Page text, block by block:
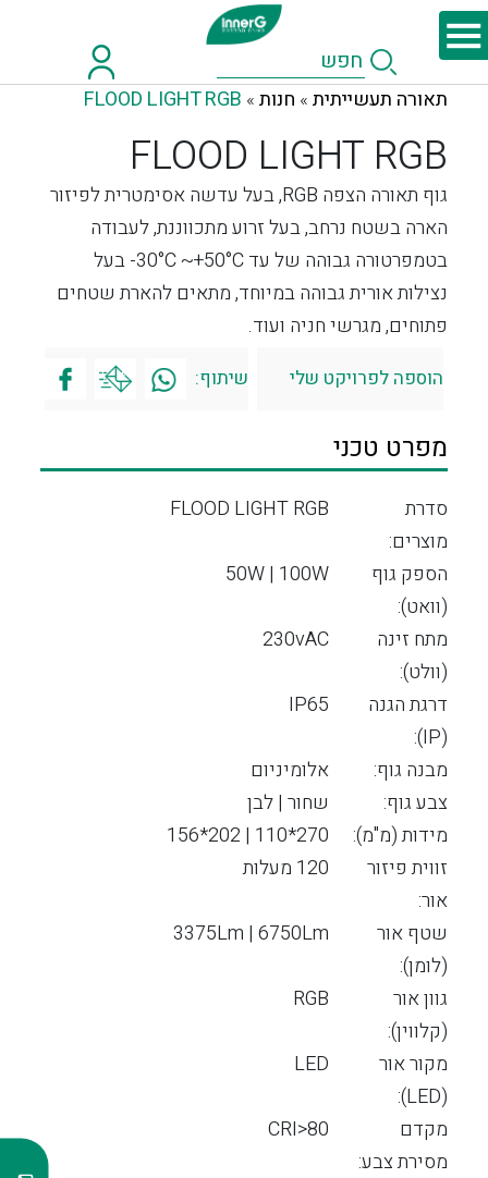
תאורה תעשייתית » חנות »
FLOOD LIGHT RGB
FLOOD LIGHT RGB
גוף תאורה הצפה RGB, בעל עדשה אסימטרית לפיזור
הארה בשטח נרחב, בעל זרוע מתכווננת, לעבודה
בטמפרטורה גבוהה של עד 30°C ~+50°C- בעל
נצילות אורית גבוהה במיוחד, מתאים להארת שטחים
פתוחים, מגרשי חניה ועוד.
הוספה לפרויקט שלי שיתוף:
מפרט טכני
סדרת
מוצרים:
FLOOD LIGHT RGB
הספק גוף
(וואט):
50W | 100W
מתח זינה
(וולט):
230vAC
דרגת הגנה
(IP):
IP65
מבנה גוף:
אלומיניום
צבע גוף:
שחור | לבן
מידות (מ"מ):
270*110 | 202*156
זווית פיזור
אור:
120 מעלות
שטף אור
(לומן):
3375Lm | 6750Lm
גוון אור
(קלווין):
RGB
מקור אור
(LED):
LED
מקדם
מסירת צבע:
CRI>80